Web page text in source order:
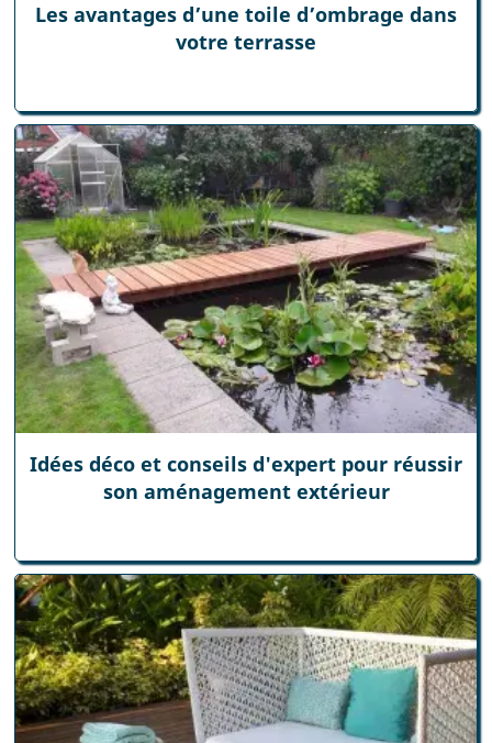
Les avantages d’une toile d’ombrage dans
votre terrasse
Idées déco et conseils d'expert pour réussir
son aménagement extérieur